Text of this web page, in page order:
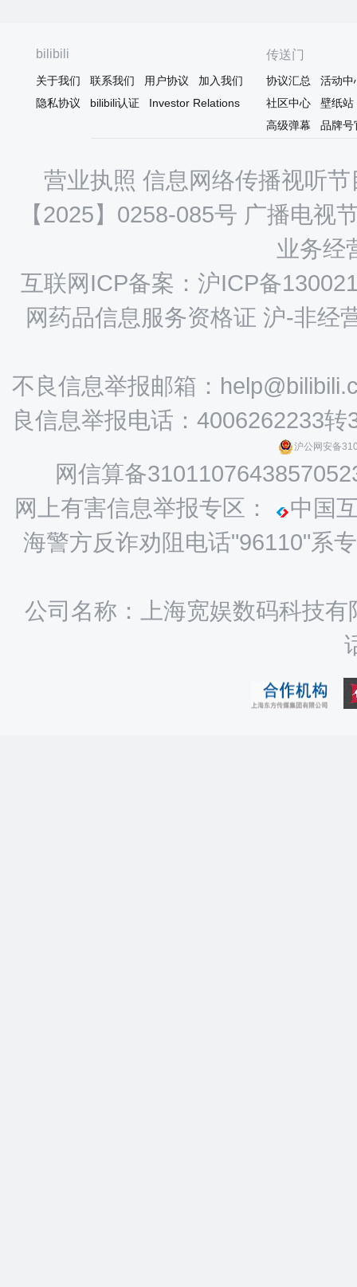
bilibili
关于我们 联系我们 用户协议
加入我们
隐私协议
bilibili认证 Investor Relations
传送门
协议汇总
活动中
社区中心
壁纸站
高级弹幕
品牌号
营业执照 信息网络传播视听
【2025】0258-085号 广播电视
业务经
互联网ICP备案：沪ICP备
网药品信息服务资格证 沪-非经
不良信息举报邮箱：
良信息举报电话：4006262233转
沪公网安备
网信算备
网上有害信息举报专区：
中国
海警方反诈劝阻电话"96110"系
公司名称：上海宽娱数码科技有